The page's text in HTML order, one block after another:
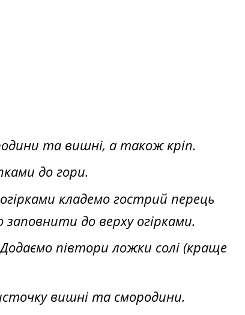
та вишні, а також кріп.
до гори.
кладемо гострий перець
заповнити до верху огірками.
півтори ложки солі (краще
вишні та смородини.